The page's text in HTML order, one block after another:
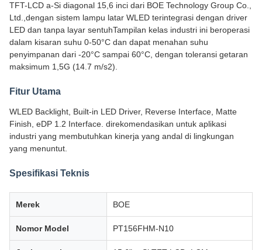
TFT-LCD a-Si diagonal 15,6 inci dari BOE Technology Group Co.,
Ltd.,dengan sistem lampu latar WLED terintegrasi dengan driver
LED dan tanpa layar sentuhTampilan kelas industri ini beroperasi
dalam kisaran suhu 0-50°C dan dapat menahan suhu
penyimpanan dari -20°C sampai 60°C, dengan toleransi getaran
maksimum 1,5G (14.7 m/s2).
Fitur Utama
WLED Backlight, Built-in LED Driver, Reverse Interface, Matte
Finish, eDP 1.2 Interface. direkomendasikan untuk aplikasi
industri yang membutuhkan kinerja yang andal di lingkungan
yang menuntut.
Spesifikasi Teknis
Merek BOE
Nomor Model PT156FHM-N10